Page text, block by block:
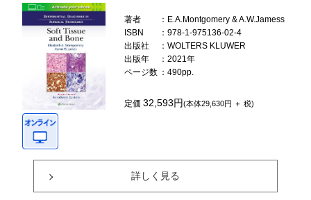
著者
：E.A.Montgomery & A.W.Jamess
ISBN
：978-1-975136-02-4
出版社
：WOLTERS KLUWER
出版年
：2021年
ページ数 ：490pp.
定価32,593円(本体29,630円 ＋ 税)
詳しく見る